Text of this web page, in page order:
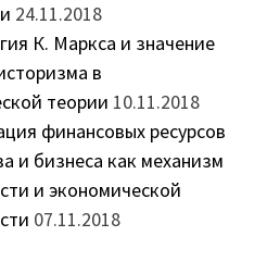
24.11.2018
К. Маркса и значение
в
теории 10.11.2018
финансовых ресурсов
и бизнеса как механизм
и экономической
07.11.2018